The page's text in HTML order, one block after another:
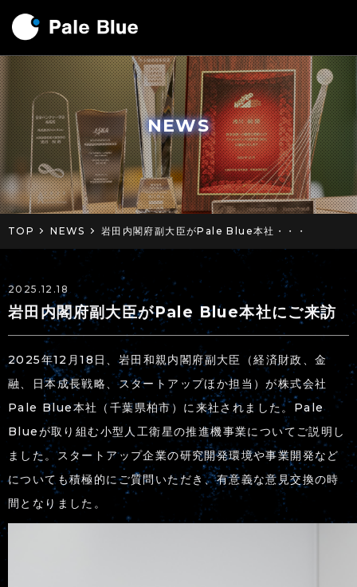
NEWS
TOP NEWS 岩田内閣府副大臣がPale Blue本社・・・
2025.12.18
岩田内閣府副大臣がPale Blue本社にご来訪
2025年12月18日、岩田和親内閣府副大臣（経済財政、金
融、日本成長戦略、スタートアップほか担当）が株式会社
Pale Blue本社（千葉県柏市）に来社されました。Pale
Blueが取り組む小型人工衛星の推進機事業についてご説明し
ました。スタートアップ企業の研究開発環境や事業開発など
についても積極的にご質問いただき、有意義な意見交換の時
間となりました。